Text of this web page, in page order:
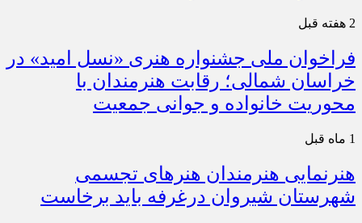
2 هفته قبل
فراخوان ملی جشنواره هنری «نسل امید» در
خراسان شمالی؛ رقابت هنرمندان با
محوریت خانواده و جوانی جمعیت
1 ماه قبل
هنرنمایی هنرمندان هنرهای تجسمی
شهرستان شیروان درغرفه باید برخاست